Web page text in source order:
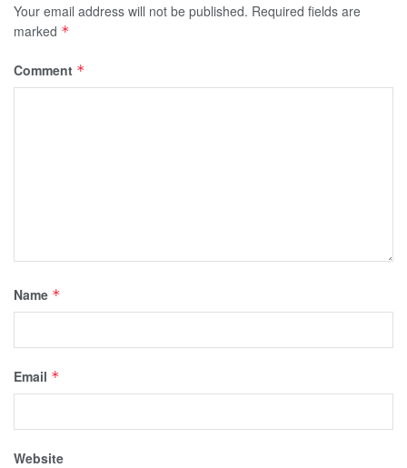
Your email address will not be published. Required fields are
marked *
Comment *
Name *
Email *
Website